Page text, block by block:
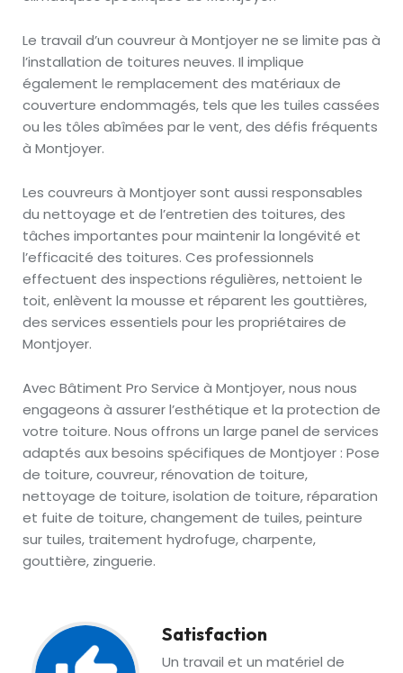
Le travail d’un couvreur à Montjoyer ne se limite pas à
l’installation de toitures neuves. Il implique
également le remplacement des matériaux de
couverture endommagés, tels que les tuiles cassées
ou les tôles abîmées par le vent, des défis fréquents
à Montjoyer.
Les couvreurs à Montjoyer sont aussi responsables
du nettoyage et de l’entretien des toitures, des
tâches importantes pour maintenir la longévité et
l’efficacité des toitures. Ces professionnels
effectuent des inspections régulières, nettoient le
toit, enlèvent la mousse et réparent les gouttières,
des services essentiels pour les propriétaires de
Montjoyer.
Avec Bâtiment Pro Service à Montjoyer, nous nous
engageons à assurer l’esthétique et la protection de
votre toiture. Nous offrons un large panel de services
adaptés aux besoins spécifiques de Montjoyer : Pose
de toiture, couvreur, rénovation de toiture,
nettoyage de toiture, isolation de toiture, réparation
et fuite de toiture, changement de tuiles, peinture
sur tuiles, traitement hydrofuge, charpente,
gouttière, zinguerie.
Satisfaction
Un travail et un matériel de